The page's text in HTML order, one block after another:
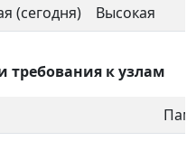
(сегодня) Высокая
требования к узлам